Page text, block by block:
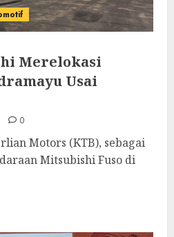
Merelokasi
Usai
0
Motors (KTB), sebagai
Mitsubishi Fuso di